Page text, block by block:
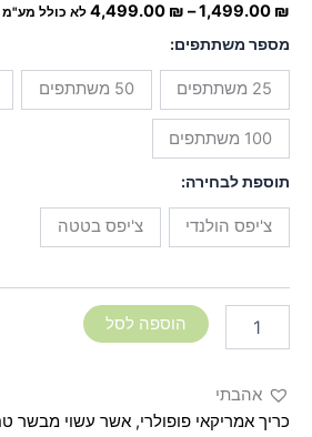
1,499.00 ₪
–
4,499.00 ₪ לא כולל מע"מ
מספר משתתפים:
25 משתתפים 50 משתתפים
100 משתתפים
תוספת לבחירה:
צ'יפס הולנדי צ'יפס בטטה
הוספה לסל
אהבתי
כריך אמריקאי פופולרי, אשר עשוי מבשר